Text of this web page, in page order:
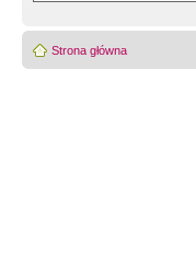
Strona główna